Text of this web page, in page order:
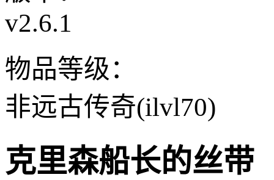
v2.6.1
物品等级：
非远古传奇(ilvl70)
克里森船长的丝带